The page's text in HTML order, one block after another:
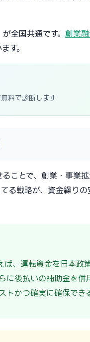
全国共通です。 創業
す。
料で診断します
ことで、創業・事業
る戦略が、資金繰り
ば、運転資金を日本政
に後払いの補助金を併
かつ確実に確保でき